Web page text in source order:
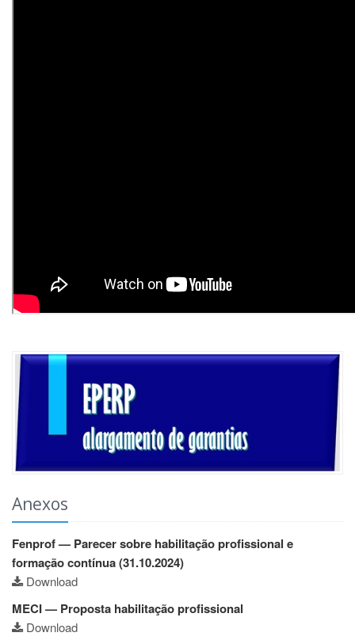
Anexos
Fenprof — Parecer sobre habilitação profissional e
formação contínua (31.10.2024)
Download
MECI — Proposta habilitação profissional
Download